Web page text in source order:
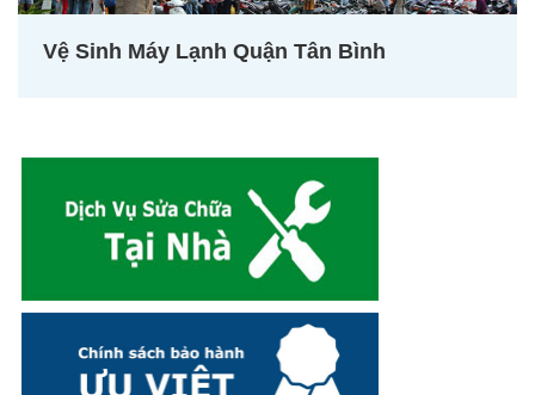
Vệ Sinh Máy Lạnh Quận Tân Bình